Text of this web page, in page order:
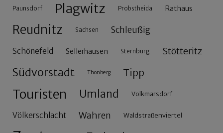
Paunsdorf Plagwitz Probstheida Rathaus
Reudnitz Sachsen Schleußig
Schönefeld Sellerhausen Sternburg Stötteritz
Südvorstadt Thonberg Tipp
Touristen Umland Volkmarsdorf
Völkerschlacht Wahren Waldstraßenviertel